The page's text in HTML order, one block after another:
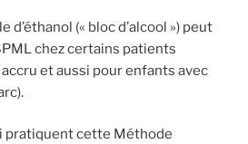
d’éthanol (« bloc d’alcool ») peut
chez certains patients
et aussi pour enfants avec
pratiquent cette Méthode